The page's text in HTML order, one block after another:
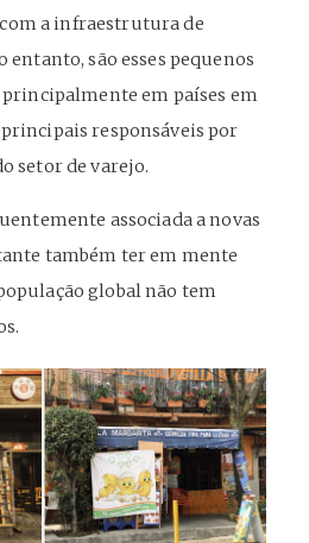
a infraestrutura de
entanto, são esses pequenos
principalmente em países em
responsáveis por
setor de varejo.
associada a novas
também ter em mente
global não tem